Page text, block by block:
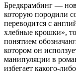
Бредкрамбинг —
которую породили
переводится с
хлебные крошки», то
понятием
котором он
манипуляции в
избегает какого-